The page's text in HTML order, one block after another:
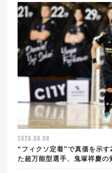
2026.08.08
“フィクソ定着”で真価を示
た超万能型選手、鬼塚祥慶